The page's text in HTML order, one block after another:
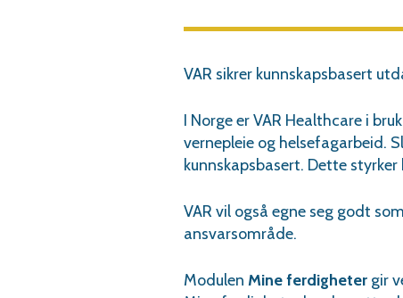
VAR sikrer kunnskapsbasert
I Norge er VAR Healthcare i
vernepleie og helsefagarbeid.
kunnskapsbasert. Dette
VAR vil også egne seg godt
ansvarsområde.
Modulen Mine ferdigheter gir